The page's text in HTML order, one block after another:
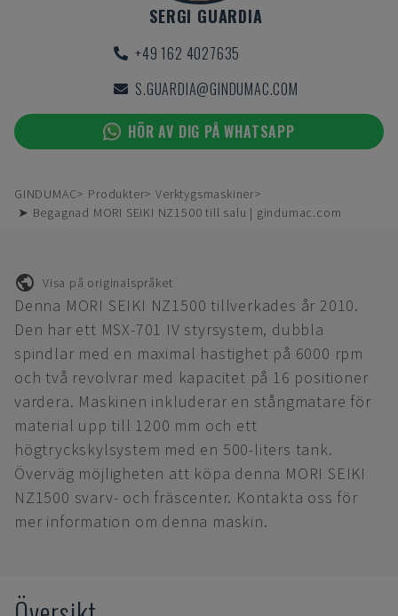
SERGI GUARDIA
+49 162 4027635
S.GUARDIA@GINDUMAC.COM
HÖR AV DIG PÅ WHATSAPP
GINDUMAC Produkter
Verktygsmaskiner
➤ Begagnad MORI SEIKI NZ1500 till salu | gindumac.com
Visa på originalspråket
Denna MORI SEIKI NZ1500 tillverkades år 2010.
Den har ett MSX-701 IV styrsystem, dubbla
spindlar med en maximal hastighet på 6000 rpm
och två revolvrar med kapacitet på 16 positioner
vardera. Maskinen inkluderar en stångmatare för
material upp till 1200 mm och ett
högtryckskylsystem med en 500-liters tank.
Överväg möjligheten att köpa denna MORI SEIKI
NZ1500 svarv- och fräscenter. Kontakta oss för
mer information om denna maskin.